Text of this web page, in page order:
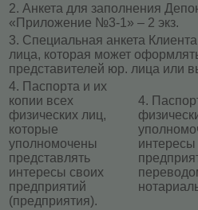
2. Анкета для заполнения
«Приложение №3-1» – 2 экз.
3. Специальная анкета
лица, которая может
представителей юр. лица или
4. Паспорта и их
копии всех
физических лиц,
которые
уполномочены
представлять
интересы своих
предприятий
(предприятия).
4.
интересы